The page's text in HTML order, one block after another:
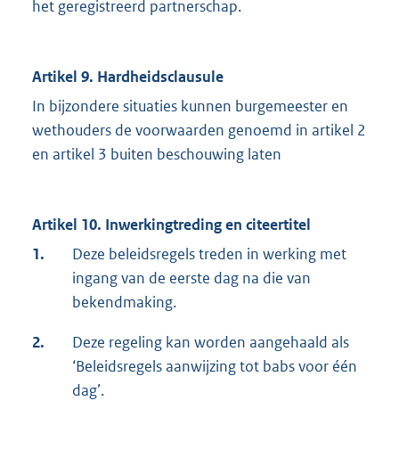
het geregistreerd partnerschap.
Artikel 9. Hardheidsclausule
In bijzondere situaties kunnen burgemeester en
wethouders de voorwaarden genoemd in artikel 2
en artikel 3 buiten beschouwing laten
Artikel 10. Inwerkingtreding en citeertitel
1.
Deze beleidsregels treden in werking met
ingang van de eerste dag na die van
bekendmaking.
2.
Deze regeling kan worden aangehaald als
‘Beleidsregels aanwijzing tot babs voor één
dag’.